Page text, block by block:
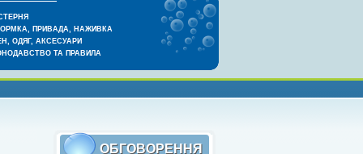
ПРИВАДА, НАЖИВКА
ОДЯГ, АКСЕСУАРИ
ТА ПРАВИЛА
ОБГОВОРЕННЯ